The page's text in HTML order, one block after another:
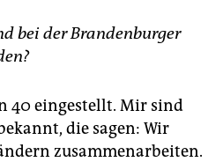
bei der Brandenburger
40 eingestellt. Mir sind
die sagen: Wir
zusammenarbeiten.